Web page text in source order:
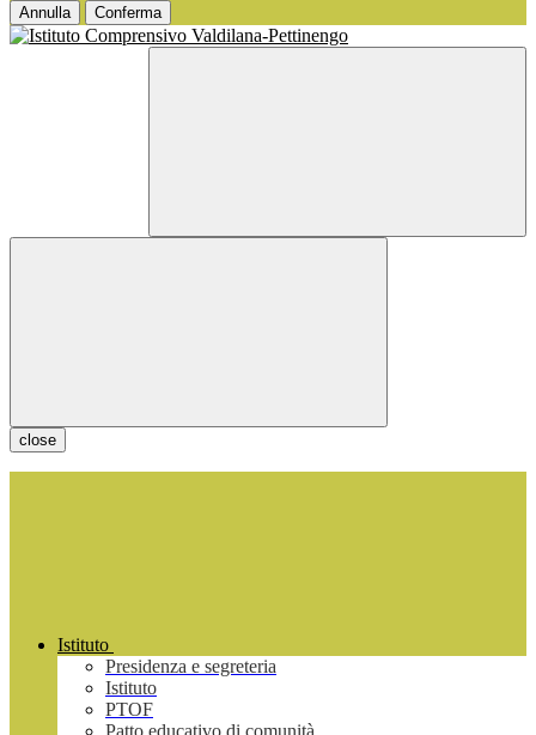
Annulla Conferma
close
Istituto
Presidenza e segreteria
Istituto
PTOF